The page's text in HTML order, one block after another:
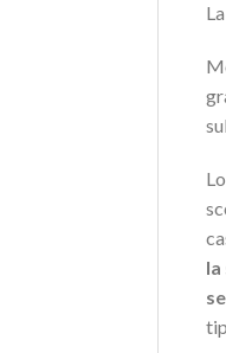
La
la